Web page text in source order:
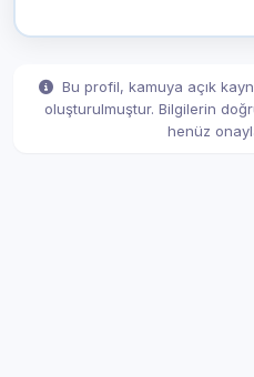
Bu profil, kamuya açık
oluşturulmuştur. Bilgilerin
henüz